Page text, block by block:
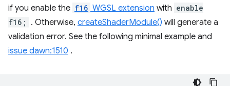
if you enable the f16 WGSL extension with enable
f16;
. Otherwise, createShaderModule() will generate a
validation error. See the following minimal example and
issue dawn:1510 .